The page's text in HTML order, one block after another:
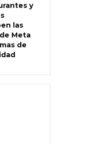
y
las
Meta
de